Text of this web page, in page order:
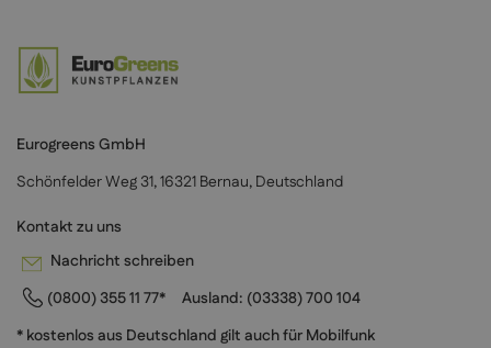
Eurogreens GmbH
Schönfelder Weg 31, 16321 Bernau, Deutschland
Kontakt zu uns
Nachricht schreiben
(0800) 355 11 77*
Ausland: (03338) 700 104
* kostenlos aus Deutschland gilt auch für Mobilfunk